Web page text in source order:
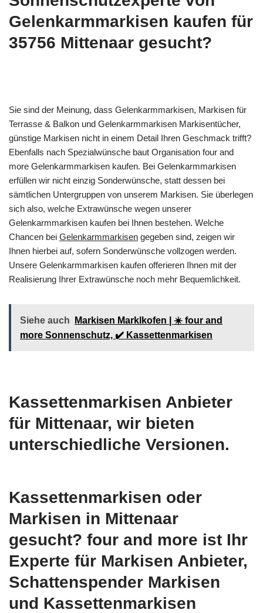
Gelenkarmmarkisen kaufen für
35756 Mittenaar gesucht?
Sie sind der Meinung, dass Gelenkarmmarkisen, Markisen für
Terrasse & Balkon und Gelenkarmmarkisen Markisentücher,
günstige Markisen nicht in einem Detail Ihren Geschmack trifft?
Ebenfalls nach Spezialwünsche baut Organisation four and
more Gelenkarmmarkisen kaufen. Bei Gelenkarmmarkisen
erfüllen wir nicht einzig Sonderwünsche, statt dessen bei
sämtlichen Untergruppen von unserem Markisen. Sie überlegen
sich also, welche Extrawünsche wegen unserer
Gelenkarmmarkisen kaufen bei Ihnen bestehen. Welche
Chancen bei Gelenkarmmarkisen gegeben sind, zeigen wir
Ihnen hierbei auf, sofern Sonderwünsche vollzogen werden.
Unsere Gelenkarmmarkisen kaufen offerieren Ihnen mit der
Realisierung Ihrer Extrawünsche noch mehr Bequemlichkeit.
Siehe auch
Markisen Marklkofen | ☀️ four and
more Sonnenschutz, ✔️ Kassettenmarkisen
Kassettenmarkisen Anbieter
für Mittenaar, wir bieten
unterschiedliche Versionen.
Kassettenmarkisen oder
Markisen in Mittenaar
gesucht? four and more ist Ihr
Experte für Markisen Anbieter,
Schattenspender Markisen
und Kassettenmarkisen